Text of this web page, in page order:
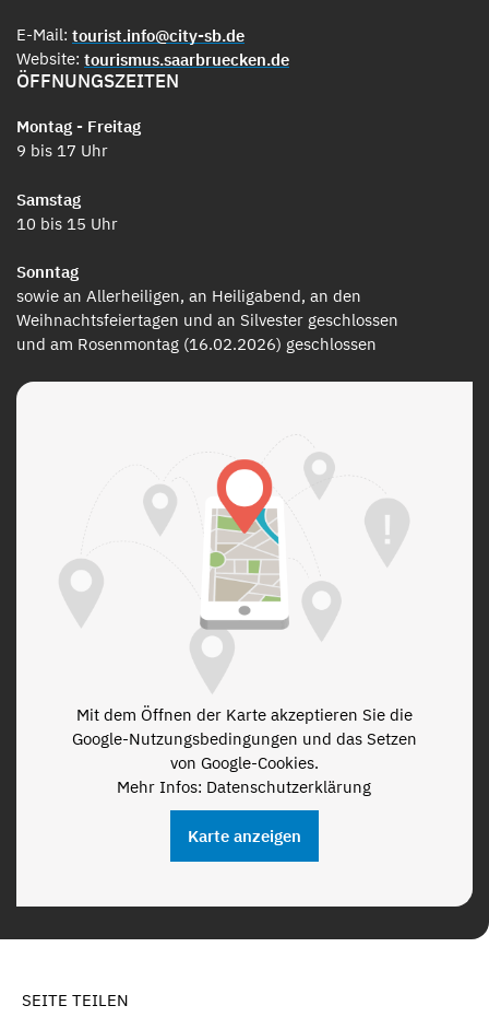
E-Mail: tourist.info@city-sb.de
Website: tourismus.saarbruecken.de
ÖFFNUNGSZEITEN
Montag - Freitag
9 bis 17 Uhr
Samstag
10 bis 15 Uhr
Sonntag
sowie an Allerheiligen, an Heiligabend, an den
Weihnachtsfeiertagen und an Silvester geschlossen
und am Rosenmontag (16.02.2026) geschlossen
Mit dem Öffnen der Karte akzeptieren Sie die
Google-Nutzungsbedingungen und das Setzen
von Google-Cookies.
Mehr Infos: Datenschutzerklärung
Karte anzeigen
SEITE TEILEN